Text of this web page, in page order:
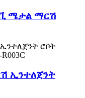
ቪ ሜታል ማርሽ
ኢንተለጀንት